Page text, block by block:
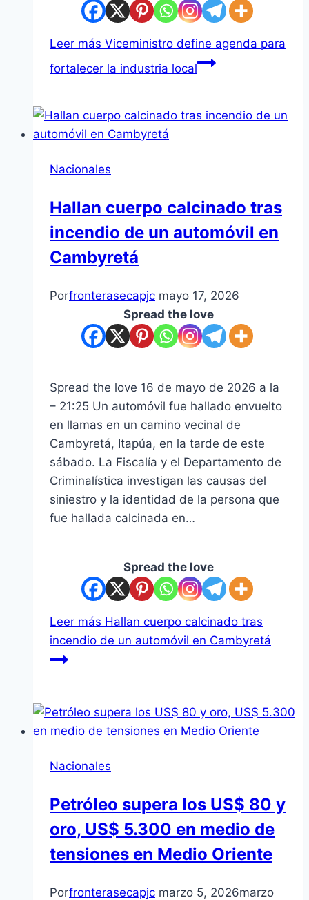
Leer más Viceministro define agenda para
fortalecer la industria local
Nacionales
Hallan cuerpo calcinado tras
incendio de un automóvil en
Cambyretá
Porfronterasecapjc mayo 17, 2026
Spread the love
Spread the love 16 de mayo de 2026 a la
– 21:25 ​Un automóvil fue hallado envuelto
en llamas en un camino vecinal de
Cambyretá, Itapúa, en la tarde de este
sábado. La Fiscalía y el Departamento de
Criminalística investigan las causas del
siniestro y la identidad de la persona que
fue hallada calcinada en…
Spread the love
Leer más Hallan cuerpo calcinado tras
incendio de un automóvil en Cambyretá
Nacionales
Petróleo supera los US$ 80 y
oro, US$ 5.300 en medio de
tensiones en Medio Oriente
Porfronterasecapjc marzo 5, 2026marzo